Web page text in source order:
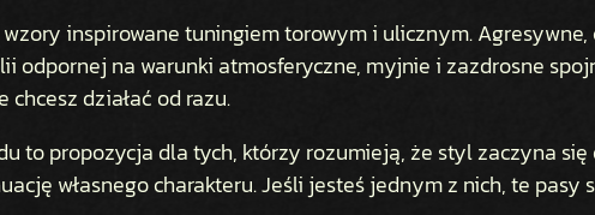
2
0
0
1
0
inspirowane tuningiem torowym i ulicznym.
odpornej na warunki atmosferyczne, myjnie i zazdrosne
chcesz działać od razu.
to propozycja dla tych, którzy rozumieją, że styl zaczyna
własnego charakteru. Jeśli jesteś jednym z nich, te pasy